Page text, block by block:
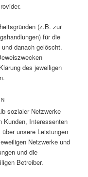
(z.B. zur
für die
danach gelöscht.
des jeweiligen
sozialer Netzwerke
Kunden, Interessenten
unsere Leistungen
Netzwerke und
und die
Betreiber.